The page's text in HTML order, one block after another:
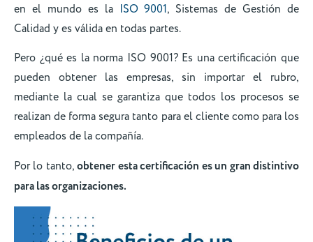
en el mundo es la ISO 9001, Sistemas de Gestión de
Calidad y es válida en todas partes.
Pero ¿qué es la norma ISO 9001? Es una certificación que
pueden obtener las empresas, sin importar el rubro,
mediante la cual se garantiza que todos los procesos se
realizan de forma segura tanto para el cliente como para los
empleados de la compañía.
Por lo tanto,obtener esta certificación es un gran distintivo
para las organizaciones.